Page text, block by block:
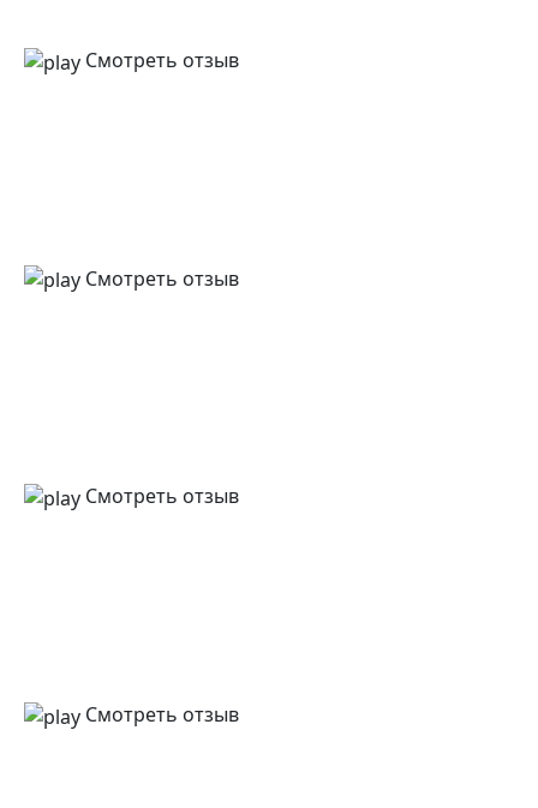
Смотреть отзыв
Смотреть отзыв
Смотреть отзыв
Смотреть отзыв